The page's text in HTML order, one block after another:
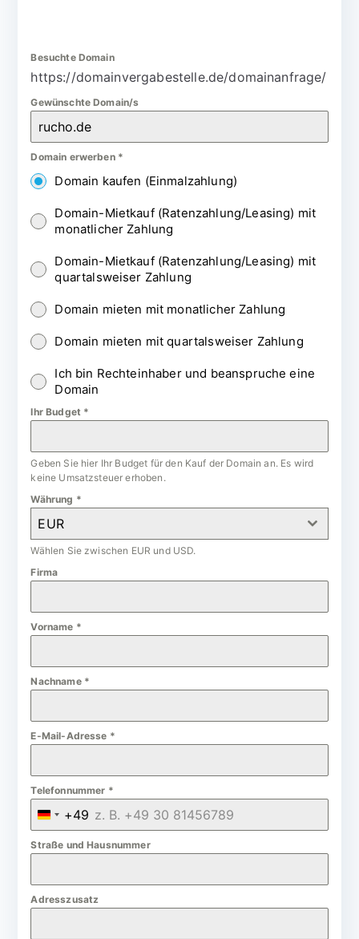
Besuchte Domain
https://domainvergabestelle.de/domainanfrage/
Gewünschte Domain/s
Domain erwerben *
Domain kaufen (Einmalzahlung)
Domain-Mietkauf (Ratenzahlung/Leasing) mit
monatlicher Zahlung
Domain-Mietkauf (Ratenzahlung/Leasing) mit
quartalsweiser Zahlung
Domain mieten mit monatlicher Zahlung
Domain mieten mit quartalsweiser Zahlung
Ich bin Rechteinhaber und beanspruche eine
Domain
Ihr Budget *
Geben Sie hier Ihr Budget für den Kauf der Domain an. Es wird
keine Umsatzsteuer erhoben.
Währung *
EUR
Wählen Sie zwischen EUR und USD.
Firma
Vorname *
Nachname *
E-Mail-Adresse *
Telefonnummer *
G
e
m
a
+49
Straße und Hausnummer
Adresszusatz